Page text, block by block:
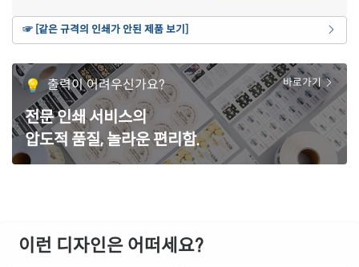
☞ [같은 규격의 인쇄가 안된 제품 보기]
출력이 어려우신가요?
전문 인쇄 서비스의
압도적 품질, 놀라운 편리함.
바로가기
이런 디자인은 어떠세요?